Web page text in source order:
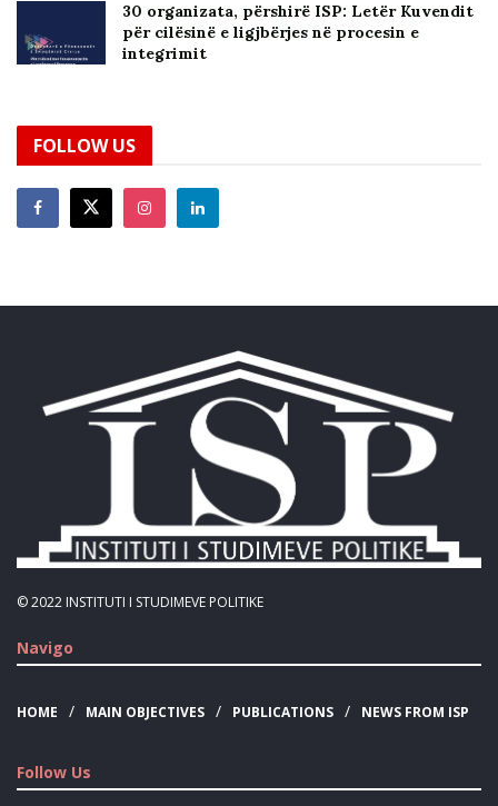
30 organizata, përshirë ISP: Letër Kuvendit
për cilësinë e ligjbërjes në procesin e
integrimit
FOLLOW US
© 2022 INSTITUTI I STUDIMEVE POLITIKE
Navigo
HOME MAIN OBJECTIVES PUBLICATIONS NEWS FROM ISP
Follow Us